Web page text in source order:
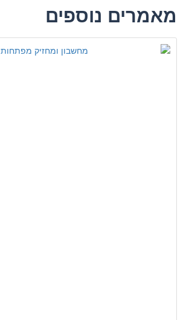
מאמרים נוספים